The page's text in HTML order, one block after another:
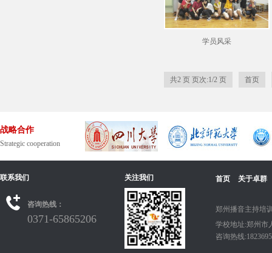
学员风采
共2 页 页次:1/2 页 首页
战略合作
Strategic cooperation
联系我们
咨询热线：
0371-65865206
关注我们 首页 关于卓群
郑州播音主持培
学校地址:郑州市
咨询热线